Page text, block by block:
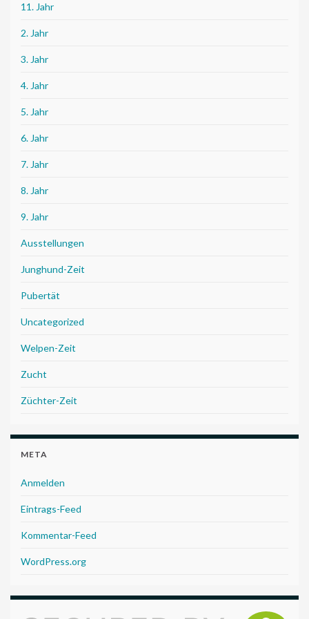
11. Jahr
2. Jahr
3. Jahr
4. Jahr
5. Jahr
6. Jahr
7. Jahr
8. Jahr
9. Jahr
Ausstellungen
Junghund-Zeit
Pubertät
Uncategorized
Welpen-Zeit
Zucht
Züchter-Zeit
META
Anmelden
Eintrags-Feed
Kommentar-Feed
WordPress.org